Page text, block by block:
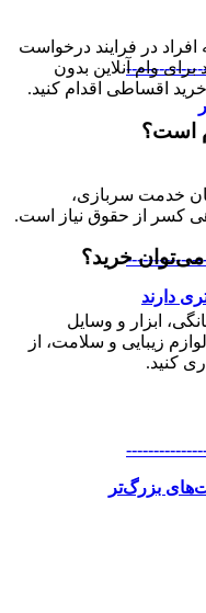
دارند
بزرگ‌تر
در فرایند درخواست
وام آنلاین بدون
اقساطی اقدام کنید.
است؟
خدمت سربازی،
کسر از حقوق نیاز است.
می‌توان خرید؟
ابزار و وسایل
زیبایی و سلامت، از
کنید.